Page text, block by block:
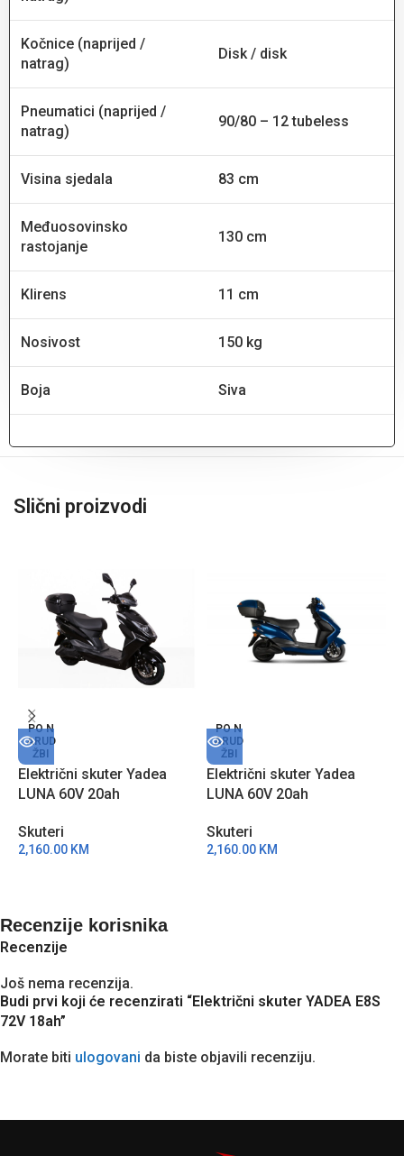
Kočnice (naprijed /
natrag)
Disk / disk
Pneumatici (naprijed /
natrag)
90/80 – 12 tubeless
Visina sjedala 83 cm
Međuosovinsko
rastojanje
130 cm
Klirens 11 cm
Nosivost 150 kg
Boja Siva
Slični proizvodi
PO N
ARUD
ŽBI
Električni skuter Yadea
LUNA 60V 20ah
Skuteri
2,160.00 KM
PO N
ARUD
ŽBI
Električni skuter Yadea
LUNA 60V 20ah
Skuteri
2,160.00 KM
Recenzije korisnika
Recenzije
Još nema recenzija.
Budi prvi koji će recenzirati “Električni skuter YADEA E8S
72V 18ah”
Morate biti ulogovani da biste objavili recenziju.